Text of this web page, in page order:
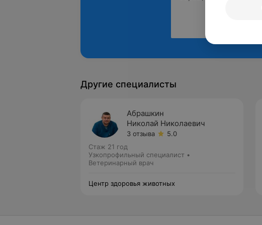
Другие специалисты
Абрашкин
Николай Николаевич
3 отзыва
5.0
Стаж 21 год
Узкопрофильный специалист •
Ветеринарный врач
Центр здоровья животных